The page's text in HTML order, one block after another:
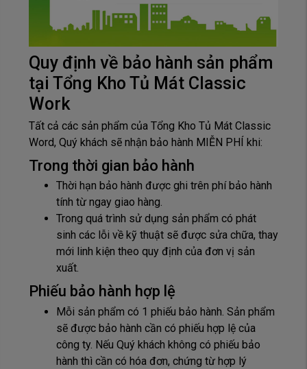
Quy định về bảo hành sản phẩm
tại Tổng Kho Tủ Mát Classic
Work
Tất cả các sản phẩm của Tổng Kho Tủ Mát Classic
Word, Quý khách sẽ nhận bảo hành MIỄN PHÍ khi:
Trong thời gian bảo hành
Thời hạn bảo hành được ghi trên phí bảo hành
tính từ ngay giao hàng.
Trong quá trình sử dụng sản phẩm có phát
sinh các lỗi về kỹ thuật sẽ được sửa chữa, thay
mới linh kiện theo quy định của đơn vị sản
xuất.
Phiếu bảo hành hợp lệ
Mỗi sản phẩm có 1 phiếu bảo hành. Sản phẩm
sẽ được bảo hành cần có phiếu hợp lệ của
công ty. Nếu Quý khách không có phiếu bảo
hành thì cần có hóa đơn, chứng từ hợp lý